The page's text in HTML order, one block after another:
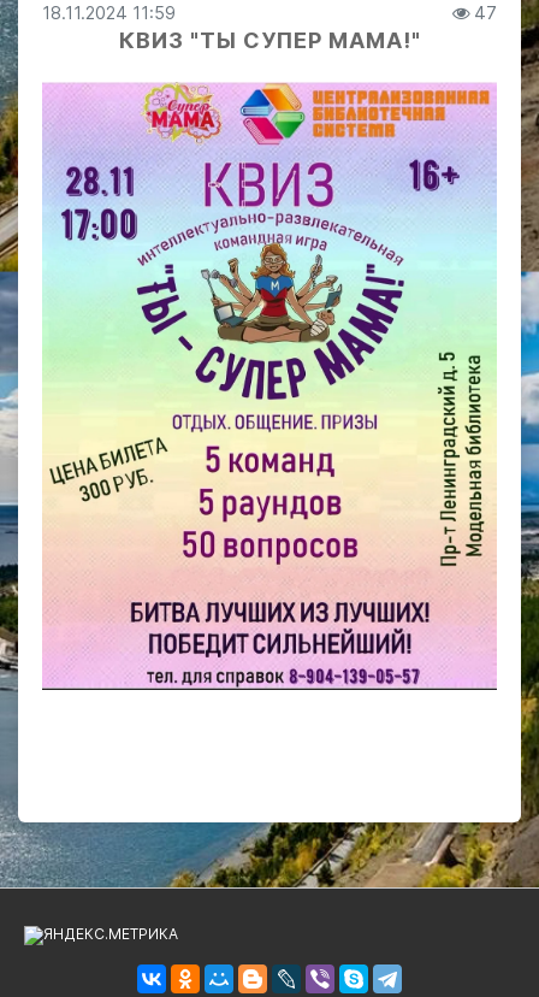
18.11.2024 11:59 47
КВИЗ "ТЫ СУПЕР МАМА!"